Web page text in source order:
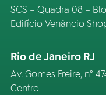
SCS – Quadra 08 –
Edifício Venâncio
Rio de Janeiro RJ
Av. Gomes Freire, n°
Centro